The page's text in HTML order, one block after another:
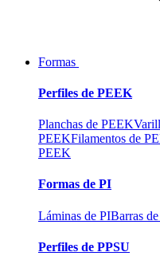
Formas
Perfiles de PEEK
Planchas de PEEK
PEEKFilamentos de
PEEK
Formas de PI
Láminas de PIBarras
Perfiles de PPSU